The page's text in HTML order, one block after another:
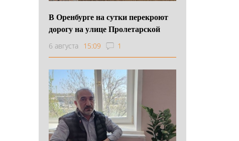
В Оренбурге на сутки перекроют
дорогу на улице Пролетарской
6 августа 15:09 1